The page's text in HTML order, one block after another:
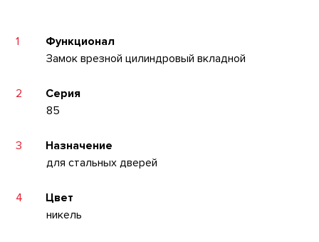
1
Функционал
Замок врезной цилиндровый вкладной
2
Серия
85
3
Назначение
для стальных дверей
4
Цвет
никель